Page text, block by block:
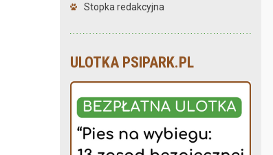
Stopka redakcyjna
ULOTKA PSIPARK.PL